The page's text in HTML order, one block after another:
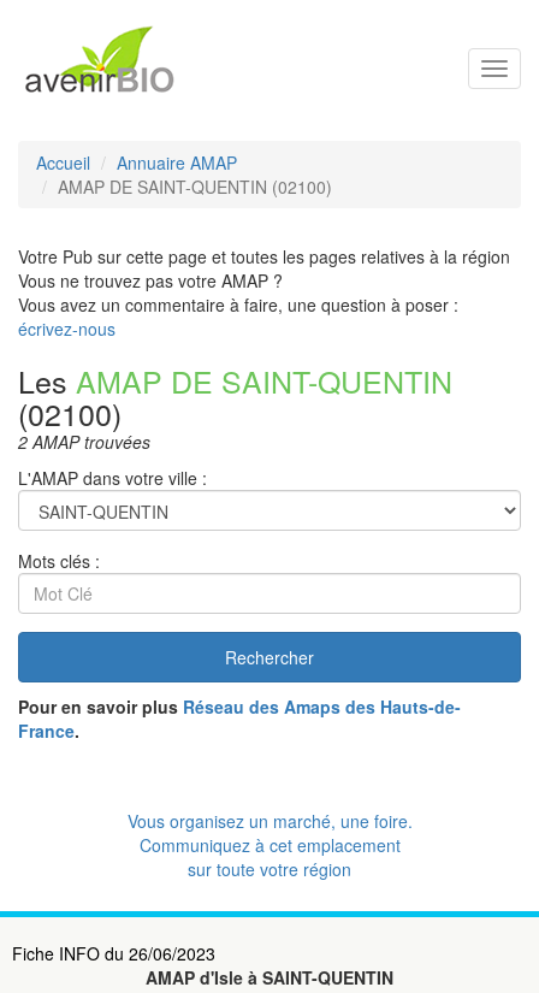
Accueil
Annuaire AMAP
AMAP DE SAINT-QUENTIN (02100)
Votre Pub sur cette page et toutes les pages relatives à la région
Vous ne trouvez pas votre AMAP ?
Vous avez un commentaire à faire, une question à poser :
écrivez-nous
Les AMAP DE SAINT-QUENTIN
(02100)
2 AMAP trouvées
L'AMAP dans votre ville :
Mots clés :
Rechercher
Pour en savoir plus Réseau des Amaps des Hauts-de-
France.
Vous organisez un marché, une foire.
Communiquez à cet emplacement
sur toute votre région
Fiche INFO du 26/06/2023
AMAP d'Isle à SAINT-QUENTIN